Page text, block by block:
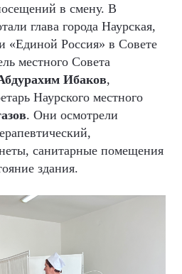
в смену. В
глава города Наурская,
«Единой Россия» в Совете
местного Совета
Ибаков,
Наурского местного
. Они осмотрели
санитарные помещения
здания.